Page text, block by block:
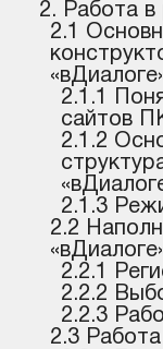
2. Работа
2.1
2.1.1
сайтов
2.1.2
2.1.3
2.2
2.2.1
2.2.2
2.2.3
2.3